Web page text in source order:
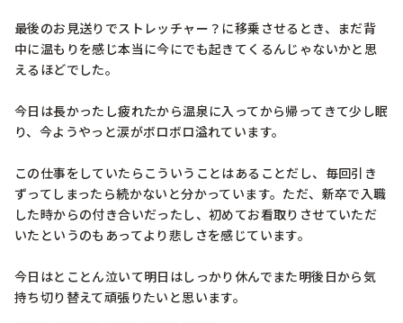
最後のお見送りでストレッチャー？に移乗させるとき、まだ背
中に温もりを感じ本当に今にでも起きてくるんじゃないかと思
えるほどでした。
今日は長かったし疲れたから温泉に入ってから帰ってきて少し眠
り、今ようやっと涙がボロボロ溢れています。
この仕事をしていたらこういうことはあることだし、毎回引き
ずってしまったら続かないと分かっています。ただ、新卒で入職
した時からの付き合いだったし、初めてお看取りさせていただ
いたというのもあってより悲しさを感じています。
今日はとことん泣いて明日はしっかり休んでまた明後日から気
持ち切り替えて頑張りたいと思います。